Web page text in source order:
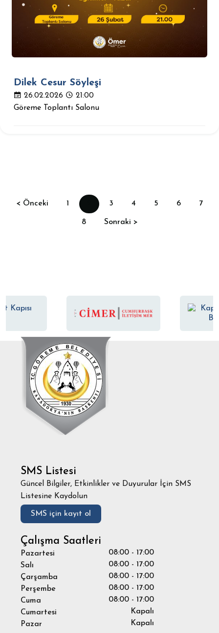
Dilek Cesur Söyleşi
26.02.2026
21:00
Göreme Toplantı Salonu
< Önceki 1 3 4 5 6 7
8 Sonraki >
SMS Listesi
Güncel Bilgiler, Etkinlikler ve Duyurular İçin SMS
Listesine Kaydolun
SMS için kayıt ol
Çalışma Saatleri
Pazartesi
08:00 - 17:00
Salı
08:00 - 17:00
Çarşamba
08:00 - 17:00
Perşembe
08:00 - 17:00
Cuma
08:00 - 17:00
Cumartesi
Kapalı
Pazar
Kapalı